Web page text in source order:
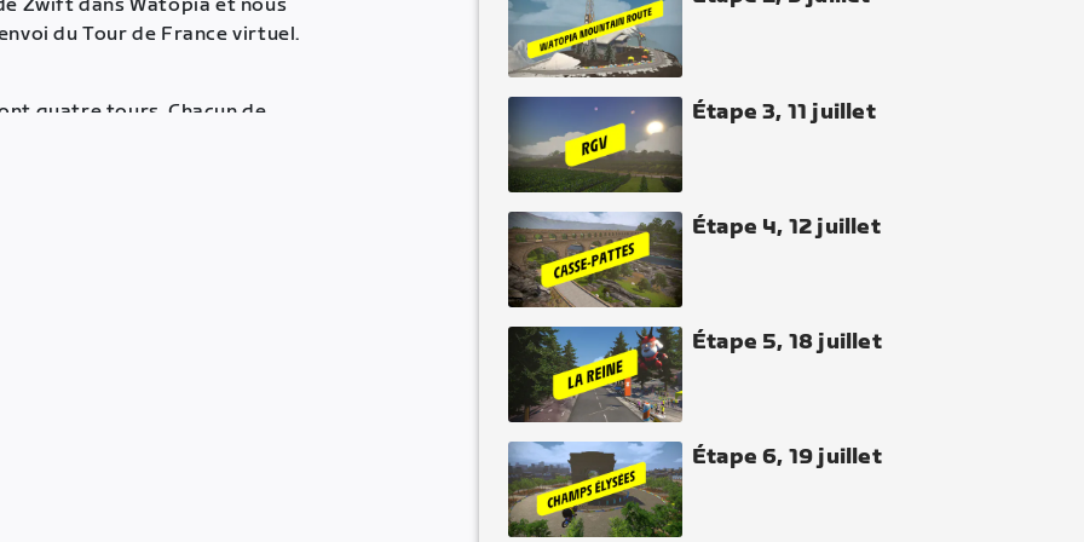
Zwift dans Watopia et nous
du Tour de France virtuel.
quatre tours. Chacun de
Étape 3, 11 juillet
Étape 4, 12 juillet
Étape 5, 18 juillet
Étape 6, 19 juillet